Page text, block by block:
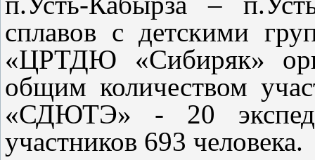
сплавов с детскими
«ЦРТДЮ «Сибиряк»
общим количеством
«СДЮТЭ» - 20
участников 693 человека.